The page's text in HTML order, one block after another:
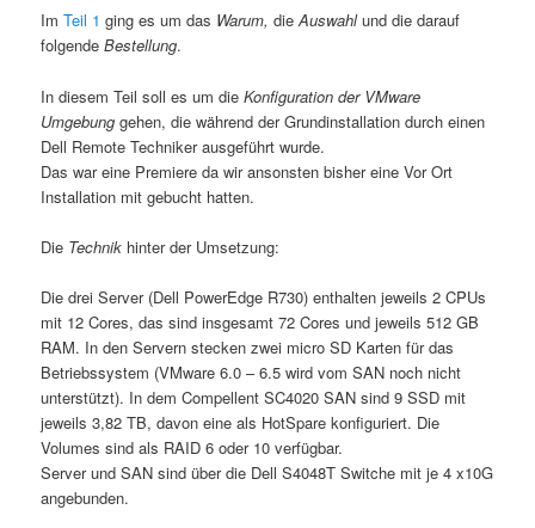
ImTeil 1 ging es um das Warum, dieAuswahlund die darauf
folgendeBestellung.
In diesem Teil soll es um dieKonfiguration der VMware
Umgebung gehen, die während der Grundinstallation durch einen
Dell Remote Techniker ausgeführt wurde.
Das war eine Premiere da wir ansonsten bisher eine Vor Ort
Installation mit gebucht hatten.
Die Technik hinter der Umsetzung:
Die drei Server (Dell PowerEdge R730) enthalten jeweils 2 CPUs
mit 12 Cores, das sind insgesamt 72 Cores und jeweils 512 GB
RAM. In den Servern stecken zwei micro SD Karten für das
Betriebssystem (VMware 6.0 – 6.5 wird vom SAN noch nicht
unterstützt). In dem Compellent SC4020 SAN sind 9 SSD mit
jeweils 3,82 TB, davon eine als HotSpare konfiguriert. Die
Volumes sind als RAID 6 oder 10 verfügbar.
Server und SAN sind über die Dell S4048T Switche mit je 4 x10G
angebunden.